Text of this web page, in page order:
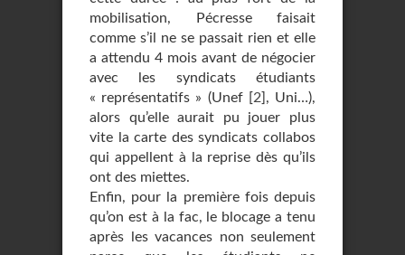
mobilisation, Pécresse faisait
comme s’il ne se passait rien et elle
a attendu 4 mois avant de négocier
avec les syndicats étudiants
« représentatifs » (Unef[2] , Uni…),
alors qu’elle aurait pu jouer plus
vite la carte des syndicats collabos
qui appellent à la reprise dès qu’ils
ont des miettes.
Enfin, pour la première fois depuis
qu’on est à la fac, le blocage a tenu
après les vacances non seulement